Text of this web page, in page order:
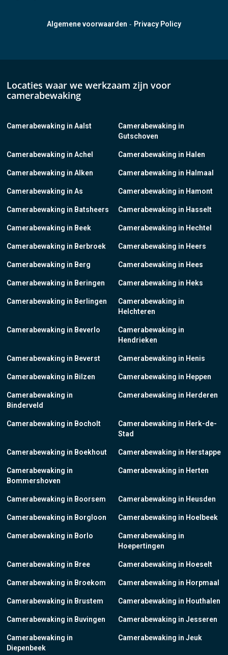
Algemene voorwaarden - Privacy Policy
Locaties waar we werkzaam zijn voor
camerabewaking
Camerabewaking in Aalst
Camerabewaking in Achel
Camerabewaking in Alken
Camerabewaking in As
Camerabewaking in Batsheers
Camerabewaking in Beek
Camerabewaking in Berbroek
Camerabewaking in Berg
Camerabewaking in Beringen
Camerabewaking in Berlingen
Camerabewaking in Beverlo
Camerabewaking in Beverst
Camerabewaking in Bilzen
Camerabewaking in
Binderveld
Camerabewaking in Bocholt
Camerabewaking in Boekhout
Camerabewaking in
Bommershoven
Camerabewaking in Boorsem
Camerabewaking in Borgloon
Camerabewaking in Borlo
Camerabewaking in Bree
Camerabewaking in Broekom
Camerabewaking in Brustem
Camerabewaking in Buvingen
Camerabewaking in
Diepenbeek
Camerabewaking in
Gutschoven
Camerabewaking in Halen
Camerabewaking in Halmaal
Camerabewaking in Hamont
Camerabewaking in Hasselt
Camerabewaking in Hechtel
Camerabewaking in Heers
Camerabewaking in Hees
Camerabewaking in Heks
Camerabewaking in
Helchteren
Camerabewaking in
Hendrieken
Camerabewaking in Henis
Camerabewaking in Heppen
Camerabewaking in Herderen
Camerabewaking in Herk-de-
Stad
Camerabewaking in Herstappe
Camerabewaking in Herten
Camerabewaking in Heusden
Camerabewaking in Hoelbeek
Camerabewaking in
Hoepertingen
Camerabewaking in Hoeselt
Camerabewaking in Horpmaal
Camerabewaking in Houthalen
Camerabewaking in Jesseren
Camerabewaking in Jeuk